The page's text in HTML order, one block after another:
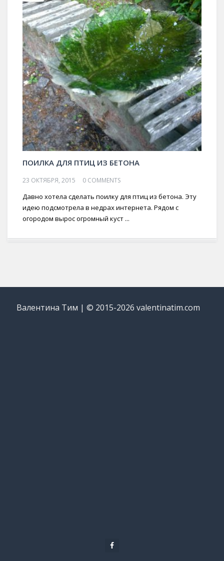
ПОИЛКА ДЛЯ ПТИЦ ИЗ БЕТОНА
23 ОКТЯБРЯ, 2015 0 COMMENTS
Давно хотела сделать поилку для птиц из бетона. Эту
идею подсмотрела в недрах интернета. Рядом с
огородом вырос огромный куст ...
Валентина Тим | © 2015-2026 valentinatim.com